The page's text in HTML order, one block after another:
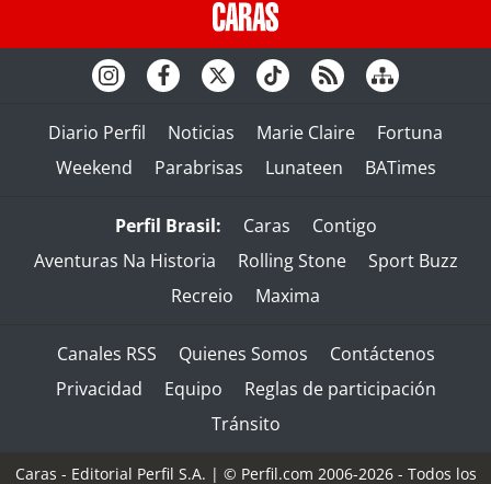
Diario Perfil Noticias Marie Claire
Fortuna
Weekend
Parabrisas Lunateen BATimes
Perfil Brasil: Caras
Contigo
Aventuras Na Historia
Rolling Stone
Sport Buzz
Recreio
Maxima
Canales RSS Quienes Somos
Contáctenos
Privacidad
Equipo
Reglas de participación
Tránsito
Caras - Editorial Perfil S.A. | © Perfil.com 2006-2026 - Todos los